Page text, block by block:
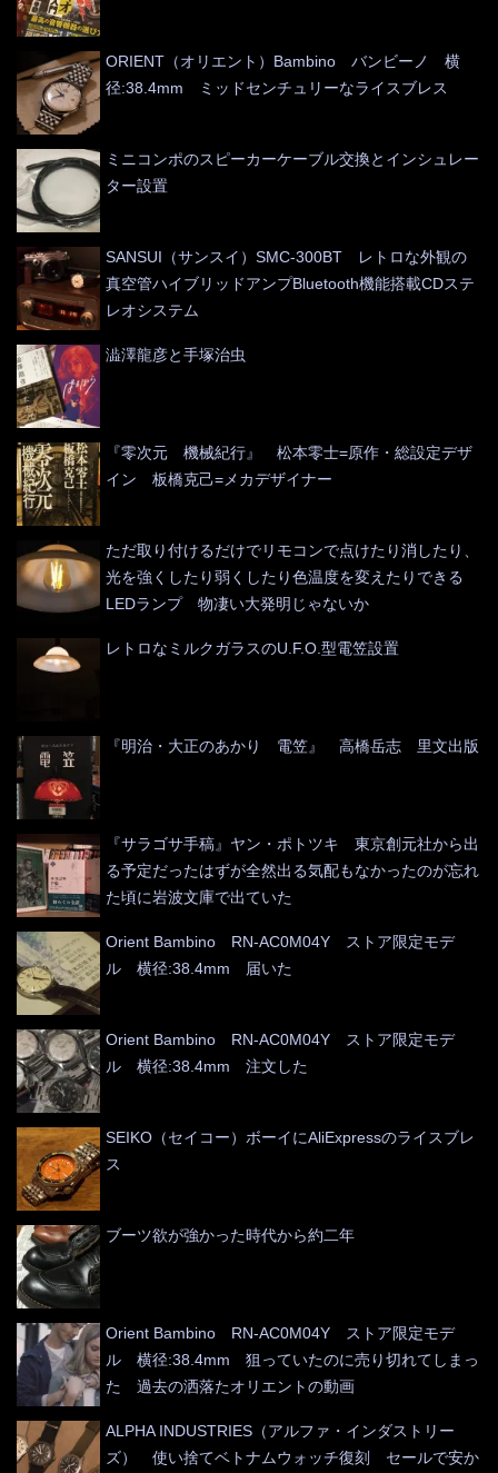
ORIENT（オリエント）Bambino バンビーノ 横
径:38.4mm ミッドセンチュリーなライスブレス
ミニコンポのスピーカーケーブル交換とインシュレー
ター設置
SANSUI（サンスイ）SMC-300BT レトロな外観の
真空管ハイブリッドアンプBluetooth機能搭載CDステ
レオシステム
澁澤龍彦と手塚治虫
『零次元 機械紀行』 松本零士=原作・総設定デザ
イン 板橋克己=メカデザイナー
ただ取り付けるだけでリモコンで点けたり消したり、
光を強くしたり弱くしたり色温度を変えたりできる
LEDランプ 物凄い大発明じゃないか
レトロなミルクガラスのU.F.O.型電笠設置
『明治・大正のあかり 電笠』 高橋岳志 里文出版
『サラゴサ手稿』ヤン・ポトツキ 東京創元社から出
る予定だったはずが全然出る気配もなかったのが忘れ
た頃に岩波文庫で出ていた
Orient Bambino RN-AC0M04Y ストア限定モデ
ル 横径:38.4mm 届いた
Orient Bambino RN-AC0M04Y ストア限定モデ
ル 横径:38.4mm 注文した
SEIKO（セイコー）ボーイにAliExpressのライスブレ
ス
ブーツ欲が強かった時代から約二年
Orient Bambino RN-AC0M04Y ストア限定モデ
ル 横径:38.4mm 狙っていたのに売り切れてしまっ
た 過去の洒落たオリエントの動画
ALPHA INDUSTRIES（アルファ・インダストリー
ズ） 使い捨てベトナムウォッチ復刻 セールで安か